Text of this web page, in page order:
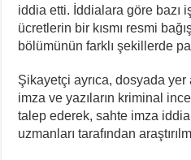
iddia etti. İddialara göre bazı
ücretlerin bir kısmı resmi
bölümünün farklı şekillerde
Şikayetçi ayrıca, dosyada
imza ve yazıların kriminal
talep ederek, sahte imza
uzmanları tarafından